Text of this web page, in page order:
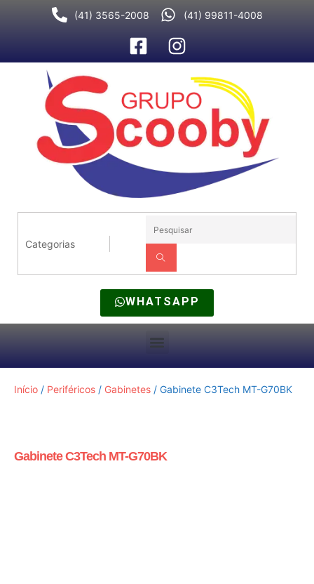
(41) 3565-2008 (41) 99811-4008
WHATSAPP
Início / Periféricos / Gabinetes / Gabinete C3Tech MT-G70BK
Gabinete C3Tech MT-G70BK